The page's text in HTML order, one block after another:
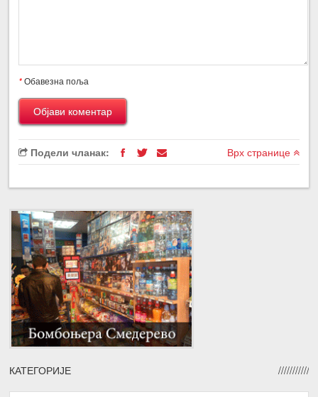
*Обавезна поља
Подели чланак: Врх странице
КАТЕГОРИЈЕ